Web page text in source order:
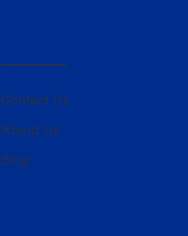
————–
Contact Us
About Us
Blog